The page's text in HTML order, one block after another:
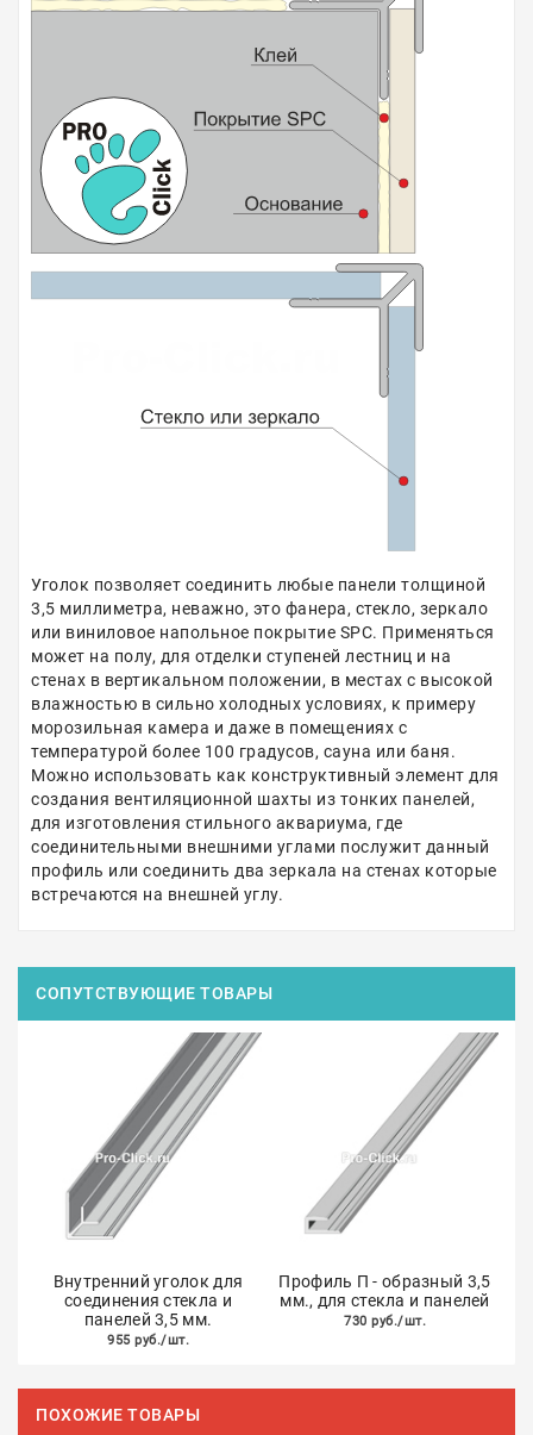
Уголок позволяет соединить любые панели толщиной
3,5 миллиметра, неважно, это фанера, стекло, зеркало
или виниловое напольное покрытие SPC. Применяться
может на полу, для отделки ступеней лестниц и на
стенах в вертикальном положении, в местах с высокой
влажностью в сильно холодных условиях, к примеру
морозильная камера и даже в помещениях с
температурой более 100 градусов, сауна или баня.
Можно использовать как конструктивный элемент для
создания вентиляционной шахты из тонких панелей,
для изготовления стильного аквариума, где
соединительными внешними углами послужит данный
профиль или соединить два зеркала на стенах которые
встречаются на внешней углу.
СОПУТСТВУЮЩИЕ ТОВАРЫ
Внутренний уголок для
соединения стекла и
панелей 3,5 мм.
955 руб./шт.
Профиль П - образный 3,5
мм., для стекла и панелей
730 руб./шт.
ПОХОЖИЕ ТОВАРЫ